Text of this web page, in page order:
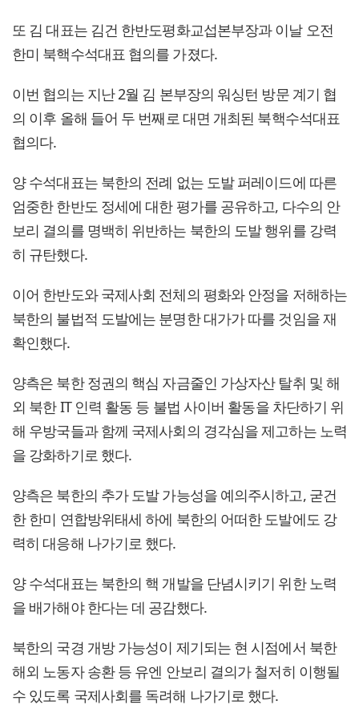
또 김 대표는 김건 한반도평화교섭본부장과 이날 오전
한미 북핵수석대표 협의를 가졌다.
이번 협의는 지난 2월 김 본부장의 워싱턴 방문 계기 협
의 이후 올해 들어 두 번째로 대면 개최된 북핵수석대표
협의다.
양 수석대표는 북한의 전례 없는 도발 퍼레이드에 따른
엄중한 한반도 정세에 대한 평가를 공유하고, 다수의 안
보리 결의를 명백히 위반하는 북한의 도발 행위를 강력
히 규탄했다.
이어 한반도와 국제사회 전체의 평화와 안정을 저해하는
북한의 불법적 도발에는 분명한 대가가 따를 것임을 재
확인했다.
양측은 북한 정권의 핵심 자금줄인 가상자산 탈취 및 해
외 북한 IT 인력 활동 등 불법 사이버 활동을 차단하기 위
해 우방국들과 함께 국제사회의 경각심을 제고하는 노력
을 강화하기로 했다.
양측은 북한의 추가 도발 가능성을 예의주시하고, 굳건
한 한미 연합방위태세 하에 북한의 어떠한 도발에도 강
력히 대응해 나가기로 했다.
양 수석대표는 북한의 핵 개발을 단념시키기 위한 노력
을 배가해야 한다는 데 공감했다.
북한의 국경 개방 가능성이 제기되는 현 시점에서 북한
해외 노동자 송환 등 유엔 안보리 결의가 철저히 이행될
수 있도록 국제사회를 독려해 나가기로 했다.